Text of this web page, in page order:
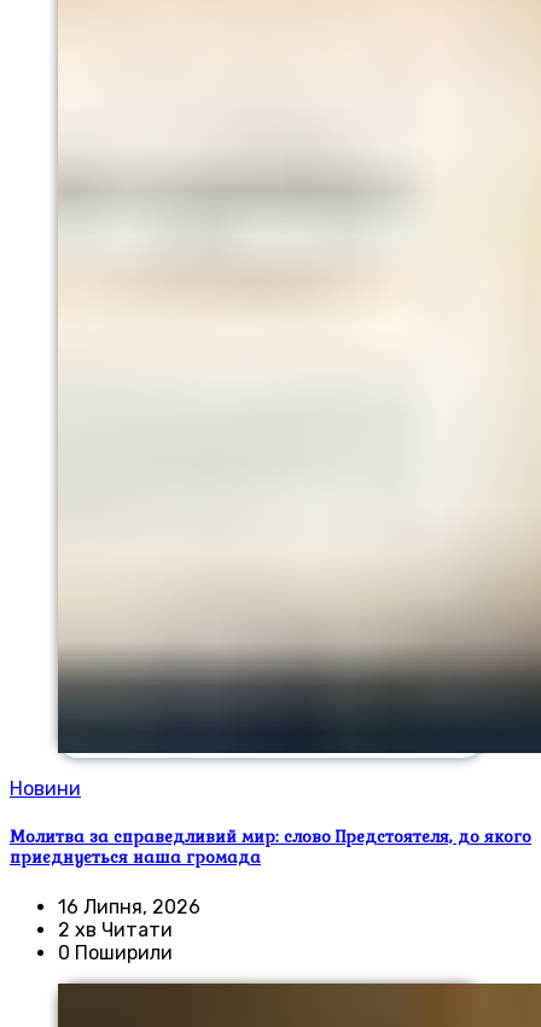
Новини
Молитва за справедливий мир: слово Предстоятеля, до якого
приєднується наша громада
16 Липня, 2026
2 хв Читати
0 Поширили